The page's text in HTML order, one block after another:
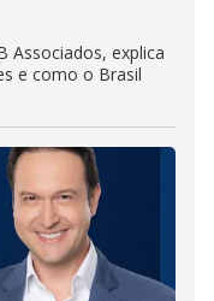
Associados, explica
e como o Brasil